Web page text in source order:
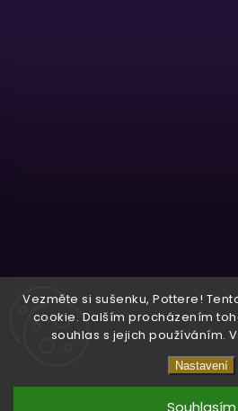
Vezměte si sušenku, Pottere!
cookie. Dalším procházením
souhlas s jejich používáním.
Nastavení
Souhlasím
Sledovat na Instagramu
Copyright 2026Wizardo.
| DesignShoptak.cz.